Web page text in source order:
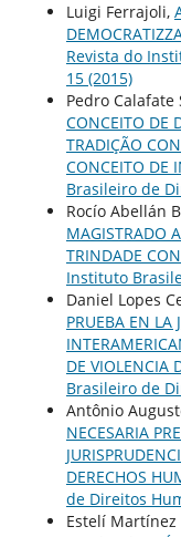
Luigi Ferrajoli,
Revista do
15 (2015)
Pedro Calafate
CONCEITO DE
TRADIÇÃO
CONCEITO DE
Brasileiro de
Rocío Abellán
MAGISTRADO
TRINDADE
Instituto
Daniel Lopes
PRUEBA EN LA
DE VIOLENCIA
Brasileiro de
Antônio
NECESARIA
DERECHOS
de Direitos
Estelí Martínez